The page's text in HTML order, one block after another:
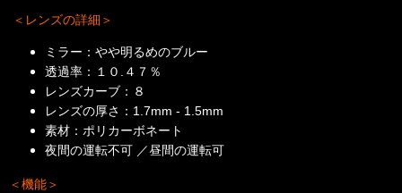
＜レンズの詳細＞
ミラー：やや明るめのブルー
透過率：１０.４７％
レンズカーブ：８
レンズの厚さ：1.7mm - 1.5mm
素材：ポリカーボネート
夜間の運転不可 ／昼間の運転可
＜機能＞